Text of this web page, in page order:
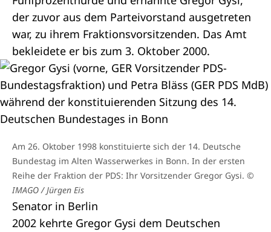
der zuvor aus dem Parteivorstand ausgetreten
war, zu ihrem Fraktionsvorsitzenden. Das Amt
bekleidete er bis zum 3. Oktober 2000.
Am 26. Oktober 1998 konstituierte sich der 14. Deutsche
Bundestag im Alten Wasserwerkes in Bonn. In der ersten
Reihe der Fraktion der PDS: Ihr Vorsitzender Gregor Gysi. ©
IMAGO / Jürgen Eis
Senator in Berlin
2002 kehrte Gregor Gysi dem Deutschen